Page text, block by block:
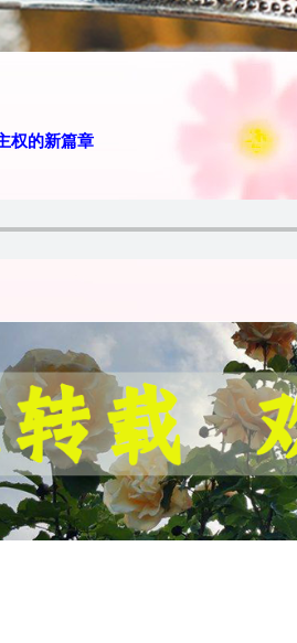
权的新篇章